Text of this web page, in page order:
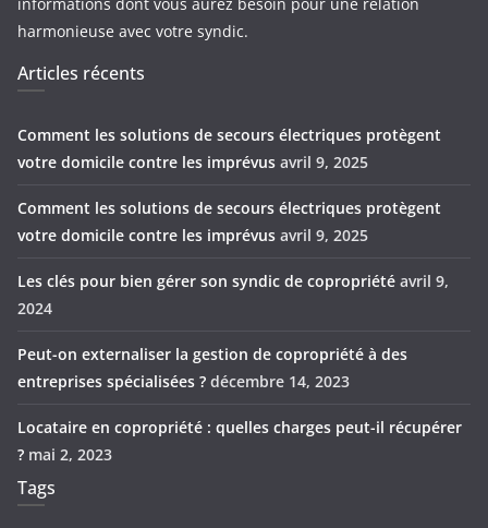
harmonieuse avec votre syndic.
Articles récents
Comment les solutions de secours électriques protègent
votre domicile contre les imprévus avril 9, 2025
Comment les solutions de secours électriques protègent
votre domicile contre les imprévus avril 9, 2025
Les clés pour bien gérer son syndic de copropriété avril 9,
2024
Peut-on externaliser la gestion de copropriété à des
entreprises spécialisées ? décembre 14, 2023
Locataire en copropriété : quelles charges peut-il récupérer
? mai 2, 2023
Tags